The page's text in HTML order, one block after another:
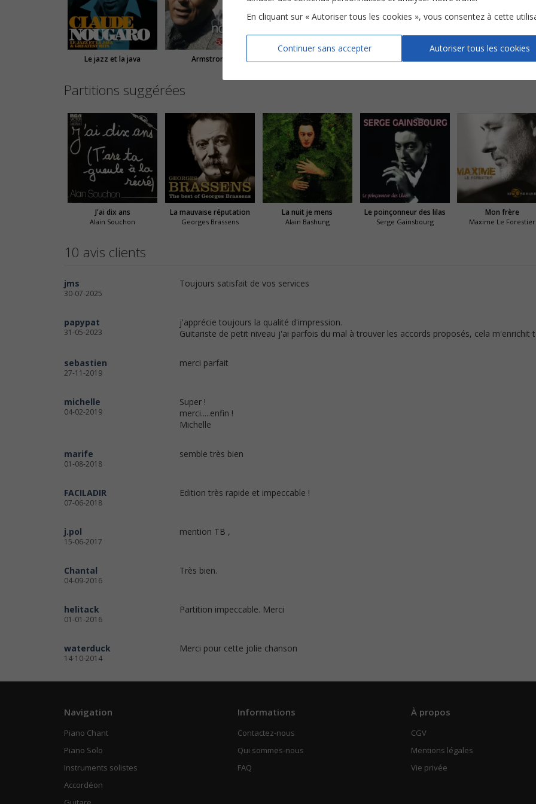
Le jazz et la java Armstrong Harlem
Partitions suggérées
J'ai dix ans
Alain Souchon
La mauvaise réputation
Georges Brassens
La nuit je mens
Alain Bashung
Le poinçonneur des lilas
Serge Gainsbourg
Mon frère
Maxime Le Forestier
10 avis clients
jms
30-07-2025
Toujours satisfait de vos services
papypat
31-05-2023
j'apprécie toujours la qualité d'impression.
Guitariste de petit niveau j'ai parfois du mal à trouver les accords proposés, cela m'enrichit
sebastien
27-11-2019
merci parfait
michelle
04-02-2019
Super !
merci.....enfin !
Michelle
marife
01-08-2018
semble très bien
FACILADIR
07-06-2018
Edition très rapide et impeccable !
j.pol
15-06-2017
mention TB ,
Chantal
04-09-2016
Très bien.
helitack
01-01-2016
Partition impeccable. Merci
waterduck
14-10-2014
Merci pour cette jolie chanson
Navigation
Piano Chant
Piano Solo
Instruments solistes
Accordéon
Informations
Contactez-nous
Qui sommes-nous
FAQ
À propos
CGV
Mentions légales
Vie privée
En cliquant sur « Autoriser tous les cookies », vous consentez à cette
Continuer sans accepter Autoriser tous les cookies